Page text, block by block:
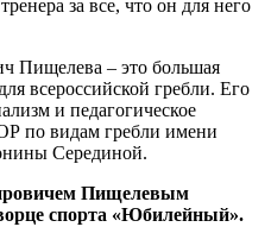
за все, что он для него
Пищелева – это большая
всероссийской гребли. Его
и педагогическое
по видам гребли имени
Серединой.
Пищелевым
спорта «Юбилейный».